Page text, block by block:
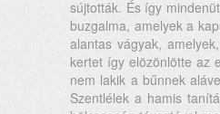
sújtották. És így
buzgalma, amelyek a
alantas vágyak,
kertet így elözönlötte az
nem lakik a bűnnek
Szentlélek a hamis